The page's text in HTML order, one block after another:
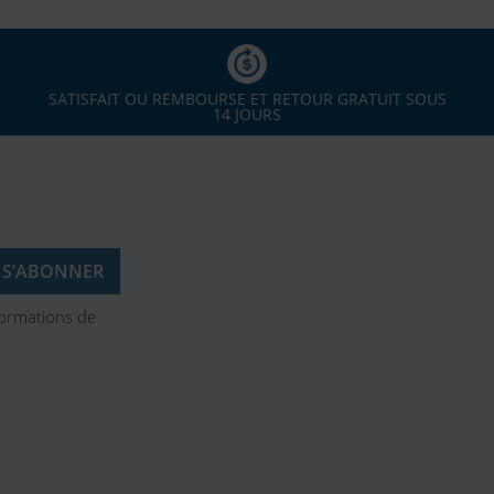
SATISFAIT OU REMBOURSE ET RETOUR GRATUIT SOUS
14 JOURS
de